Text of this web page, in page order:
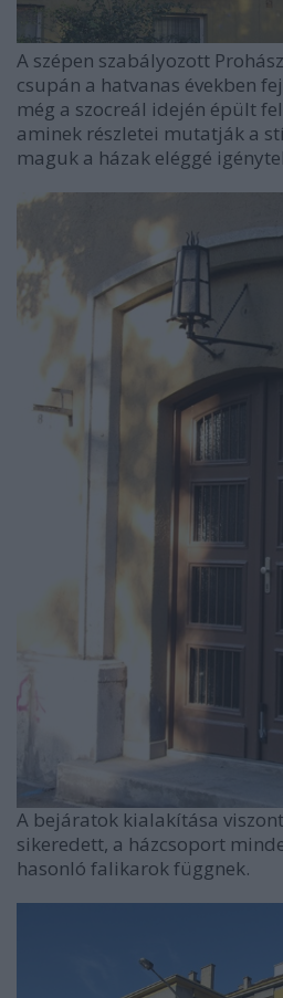
A szépen szabályozott
csupán a hatvanas években
még a szocreál idején épült
aminek részletei mutatják a
maguk a házak eléggé
A bejáratok kialakítása
sikeredett, a házcsoport
hasonló falikarok függnek.